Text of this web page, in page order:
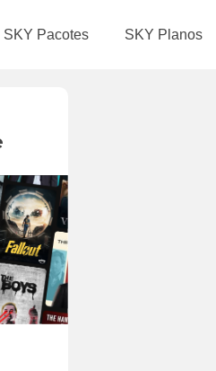
SKY Pacotes SKY Planos